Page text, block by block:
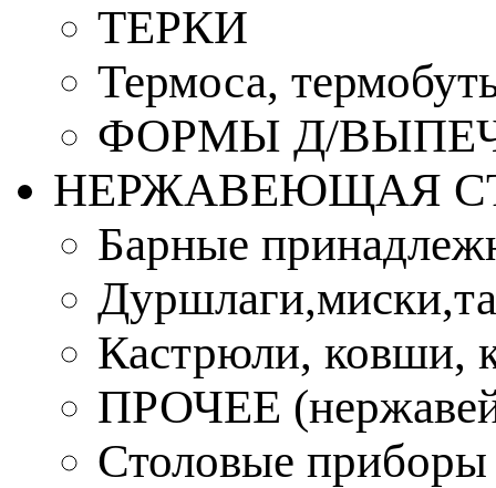
ТЕРКИ
Термоса,
ФОРМЫ Д/
НЕРЖАВЕЮЩАЯ
Барные
Кастрюли, ковши,
ПРОЧЕЕ
Столовые приборы